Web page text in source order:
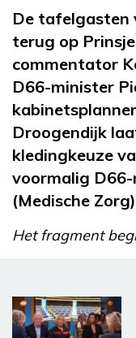
De tafelgasten
terug op
commentator
D66-minister
Droogendijk
kledingkeuze
voormalig
(Medische
Het fragment